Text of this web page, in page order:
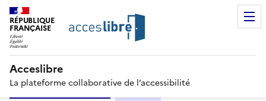
RÉPUBLIQUE
FRANÇAISE
Acceslibre
La plateforme collaborative de l’accessibilité